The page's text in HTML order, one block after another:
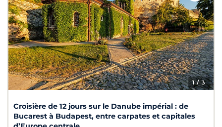
1/ 3
Croisière de 12 jours sur le Danube impérial : de
Bucarest à Budapest, entre carpates et capitales